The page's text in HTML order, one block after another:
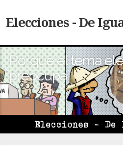
Elecciones - De
Porque el tema
preocupa